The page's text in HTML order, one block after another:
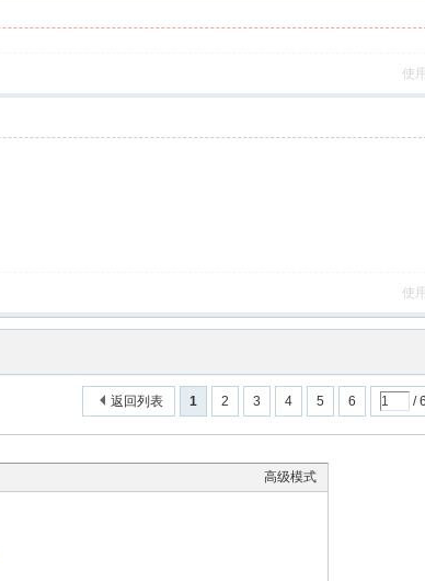
使
使
1 2 3 4 5 6 /
返回列表
高级模式